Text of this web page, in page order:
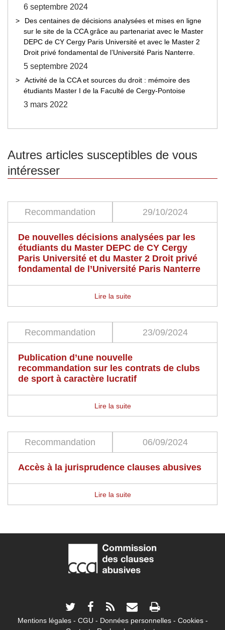
6 septembre 2024
Des centaines de décisions analysées et mises en ligne
sur le site de la CCA grâce au partenariat avec le Master
DEPC de CY Cergy Paris Université et avec le Master 2
Droit privé fondamental de l’Université Paris Nanterre.
5 septembre 2024
Activité de la CCA et sources du droit : mémoire des
étudiants Master I de la Faculté de Cergy-Pontoise
3 mars 2022
Autres articles susceptibles de vous
intéresser
Recommandation 29/10/2024
De nouvelles décisions analysées par les
étudiants du Master DEPC de CY Cergy
Paris Université et du Master 2 Droit privé
fondamental de l’Université Paris Nanterre
Lire la suite
Recommandation 23/09/2024
Publication d’une nouvelle
recommandation sur les contrats de clubs
de sport à caractère lucratif
Lire la suite
Recommandation 06/09/2024
Accès à la jurisprudence clauses abusives
Lire la suite
Mentions légales CGU Données personnelles
Cookies